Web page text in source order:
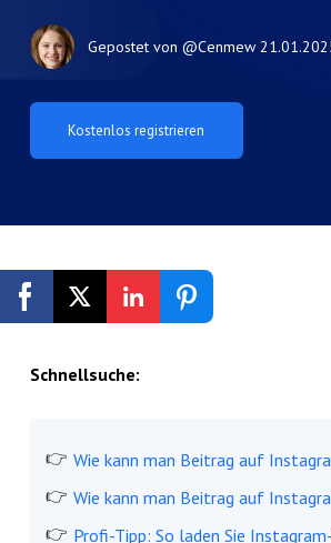
Kostenlos registrieren
Gepostet von @Cenmew
Schnellsuche:
Wie kann man Beitrag auf
Wie kann man Beitrag auf
Profi-Tipp: So laden Sie